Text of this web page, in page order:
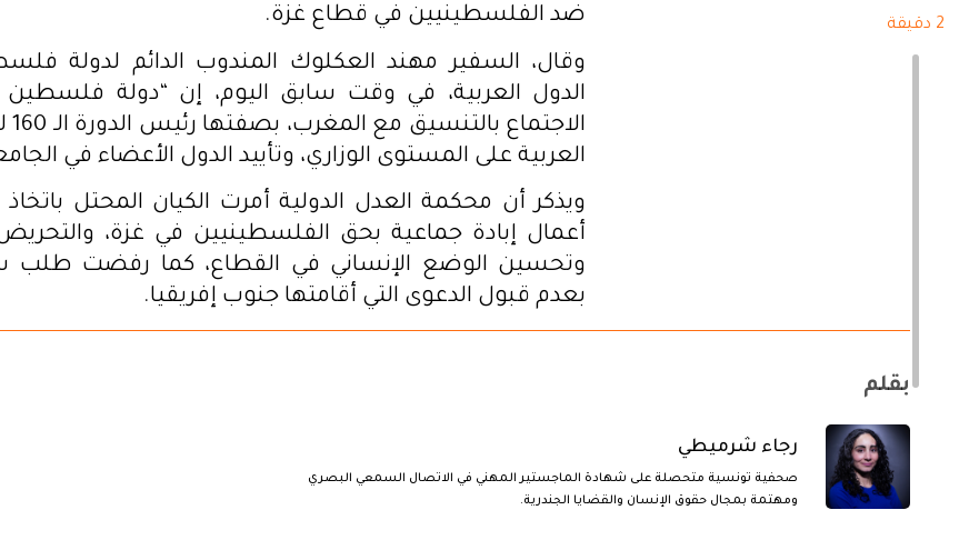
2 دقيقة
ضد الفلسطينيين في قطاع غزة.
وقال، السفير مهند العكلوك المندوب الدائم لدولة
الدول العربية، في وقت سابق اليوم، إن “دولة
العربية على المستوى الوزاري، وتأييد الدول الأعضاء في
ويذكر أن محكمة العدل الدولية أمرت الكيان المحتل
أعمال إبادة جماعية بحق الفلسطينيين في غزة، والتحريض
وتحسين الوضع الإنساني في القطاع، كما رفضت طلب
بعدم قبول الدعوى التي أقامتها جنوب إفريقيا.
بقلم
رجاء شرميطي
صحفية تونسية متحصلة على شهادة الماجستير المهني في الاتصال السمعي البصري
ومهتمة بمجال حقوق الإنسان والقضايا الجندرية.